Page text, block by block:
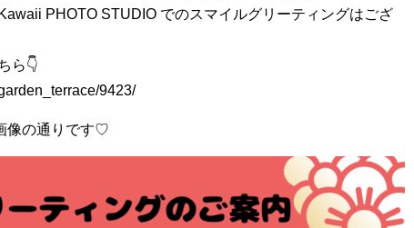
PHOTO STUDIO でのスマイルグリーティングはござ
ら👇
9423/
像の通りです♡